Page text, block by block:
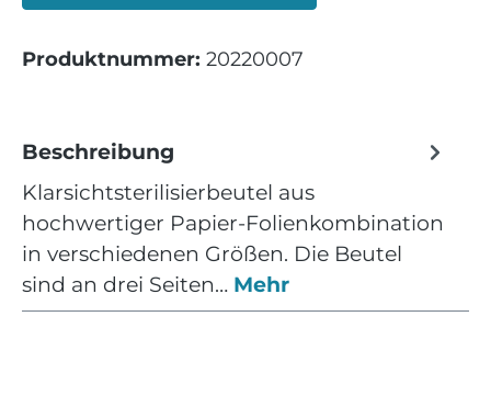
Produktnummer: 20220007
Beschreibung
Klarsichtsterilisierbeutel aus
hochwertiger Papier-Folienkombination
in verschiedenen Größen. Die Beutel
sind an drei Seiten… Mehr